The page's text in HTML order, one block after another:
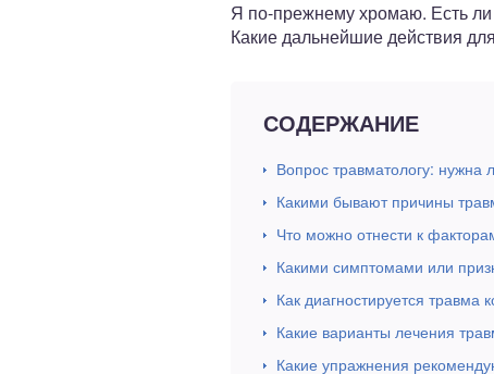
Я по-прежнему хромаю. Есть ли
Какие дальнейшие действия
СОДЕРЖАНИЕ
Вопрос травматологу: нужна
Какими бывают причины
Что можно отнести к
Какими симптомами или
Как диагностируется травма
Какие варианты лечения
Какие упражнения